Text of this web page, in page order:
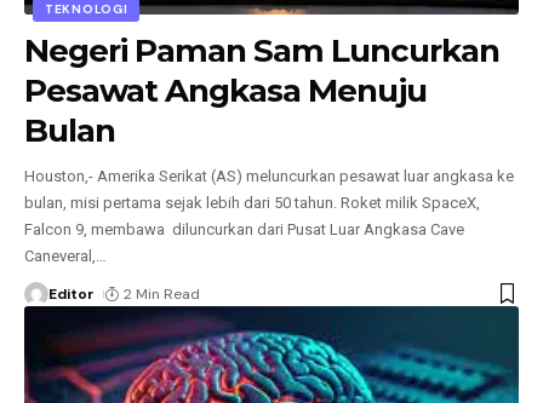
TEKNOLOGI
Negeri Paman Sam Luncurkan
Pesawat Angkasa Menuju
Bulan
Houston,- Amerika Serikat (AS) meluncurkan pesawat luar angkasa ke
bulan, misi pertama sejak lebih dari 50 tahun. Roket milik SpaceX,
Falcon 9, membawa diluncurkan dari Pusat Luar Angkasa Cave
Caneveral,…
Editor 2 Min Read